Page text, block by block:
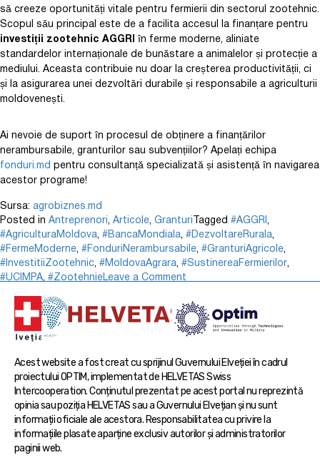
să creeze oportunități vitale pentru fermierii din sectorul zootehnic.
Scopul său principal este de a facilita accesul la finanțare pentru
investiții zootehnic AGGRI în ferme moderne, aliniate
standardelor internaționale de bunăstare a animalelor și protecție a
mediului. Aceasta contribuie nu doar la creșterea productivității, ci
și la asigurarea unei dezvoltări durabile și responsabile a agriculturii
moldovenești.
Ai nevoie de suport în procesul de obținere a finanțărilor
nerambursabile, granturilor sau subvențiilor? Apelați echipa
fonduri.md pentru consultanță specializată și asistență în navigarea
acestor programe!
Sursa: agrobiznes.md
Posted in Antreprenori, Articole, Granturi Tagged #AGGRI ,
#AgriculturaMoldova, #BancaMondiala, #DezvoltareRurala,
#FermeModerne, #FonduriNerambursabile, #GranturiAgricole,
#InvestitiiZootehnic, #MoldovaAgrara, #SustinereaFermierilor,
#UCIMPA, #ZootehnieLeave a Comment
Acest website a fost creat cu sprijinul Guvernului Elveției în cadrul
proiectului OPTIM, implementat de HELVETAS Swiss
Intercooperation. Conținutul prezentat pe acest portal nu reprezintă
opinia sau poziția HELVETAS sau a Guvernului Elvețian și nu sunt
informații oficiale ale acestora. Responsabilitatea cu privire la
informațiile plasate aparține exclusiv autorilor și administratorilor
paginii web.